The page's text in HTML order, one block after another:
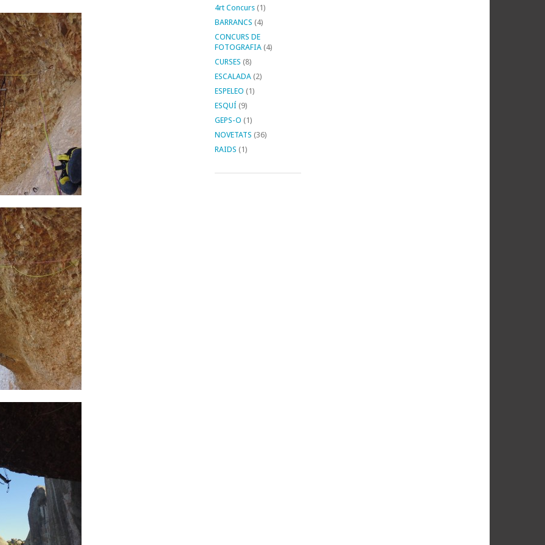
4rt Concurs(1)
BARRANCS (4)
CONCURS DE
FOTOGRAFIA(4)
CURSES (8)
ESCALADA(2)
ESPELEO (1)
ESQUÍ (9)
GEPS-O (1)
NOVETATS (36)
RAIDS (1)